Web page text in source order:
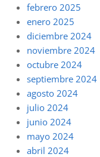
febrero 2025
enero 2025
diciembre 2024
noviembre 2024
octubre 2024
septiembre 2024
agosto 2024
julio 2024
junio 2024
mayo 2024
abril 2024